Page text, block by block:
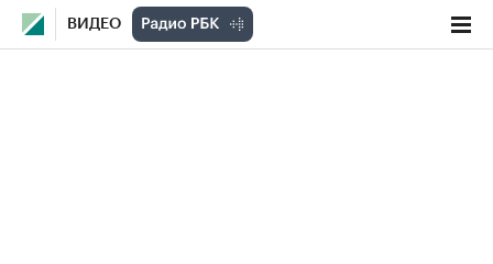
ВИДЕО